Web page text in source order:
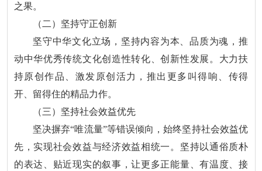
之果。
（二）坚持守正创新
坚守中华文化立场，坚持内容为本、品质为魂，推
动中华优秀传统文化创造性转化、创新性发展。大力扶
持原创作品、激发原创活力，推出更多叫得响、传得
开、留得住的精品力作。
（三）坚持社会效益优先
坚决摒弃“唯流量”等错误倾向，始终坚持社会效益优
先，实现社会效益与经济效益相统一。坚持以通俗质朴
的表达、贴近现实的叙事，让更多正能量、有温度、接